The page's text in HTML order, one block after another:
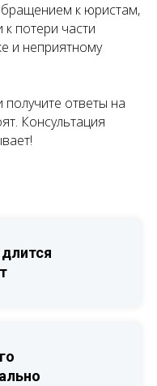
к юристам,
потери части
и неприятному
ответы на
Консультация